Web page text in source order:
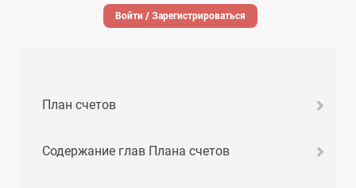
Войти / Зарегистрироваться
План счетов
Содержание глав Плана счетов